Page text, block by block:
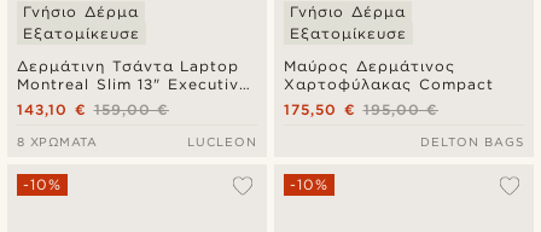
Δερμάτινη Τσάντα Laptop
Montreal Slim 13" Executive
Tan
Γνήσιο Δέρμα
Εξατομίκευσε
159,00 €
143,10 €
8 ΧΡΏΜΑΤΑ LUCLEON
Μαύρος Δερμάτινος
Χαρτοφύλακας Compact
Γνήσιο Δέρμα
Εξατομίκευσε
195,00 €
175,50 €
DELTON BAGS
-10% -10%